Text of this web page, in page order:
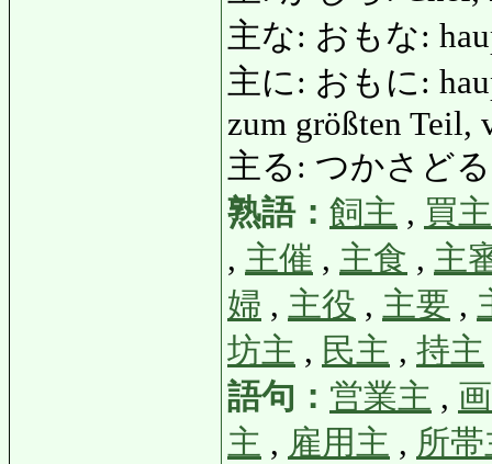
主な: おもな:
主に: おもに:
zum größten Teil,
主る: つかさどる
熟語： 飼主 , 買主
, 主催 , 主食 , 主
婦 , 主役 , 主要 ,
坊主 , 民主 , 持主
語句： 営業主 ,
主 , 雇用主 , 所